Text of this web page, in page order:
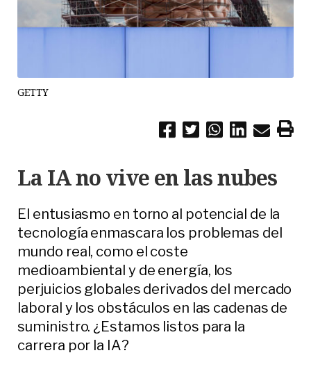
GETTY
La IA no vive en las nubes
El entusiasmo en torno al potencial de la
tecnología enmascara los problemas del
mundo real, como el coste
medioambiental y de energía, los
perjuicios globales derivados del mercado
laboral y los obstáculos en las cadenas de
suministro. ¿Estamos listos para la
carrera por la IA?